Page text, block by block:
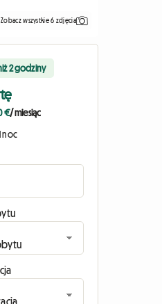
Zobacz wszystkie 6 zdjęcia
2 godziny
€/ miesiąc
noc